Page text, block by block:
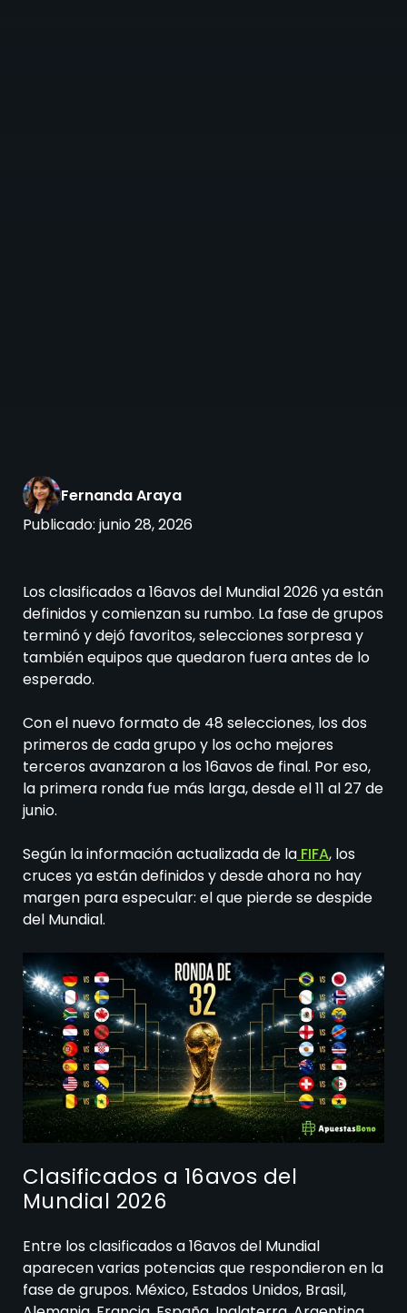
Fernanda Araya
Publicado: junio 28, 2026
Los clasificados a 16avos del Mundial 2026 ya están
definidos y comienzan su rumbo. La fase de grupos
terminó y dejó favoritos, selecciones sorpresa y
también equipos que quedaron fuera antes de lo
esperado.
Con el nuevo formato de 48 selecciones, los dos
primeros de cada grupo y los ocho mejores
terceros avanzaron a los 16avos de final. Por eso,
la primera ronda fue más larga, desde el 11 al 27 de
junio.
Según la información actualizada de la FIFA, los
cruces ya están definidos y desde ahora no hay
margen para especular: el que pierde se despide
del Mundial.
Clasificados a 16avos del
Mundial 2026
Entre los clasificados a 16avos del Mundial
aparecen varias potencias que respondieron en la
fase de grupos. México, Estados Unidos, Brasil,